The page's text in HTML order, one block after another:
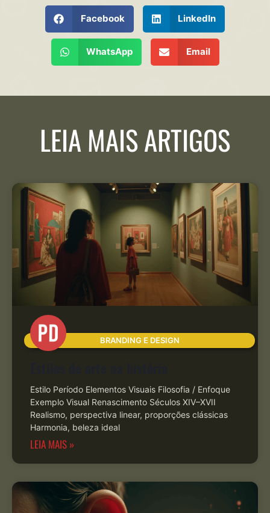
Facebook LinkedIn
WhatsApp Email
LEIA MAIS ARTIGOS
BRANDING E DESIGN
Estilo Período Elementos Visuais Filosofia / Enfoque
Exemplo Visual Renascimento Séculos XIV–XVII
Realismo, perspectiva linear, proporções clássicas
Harmonia, beleza ideal
LEIA MAIS »